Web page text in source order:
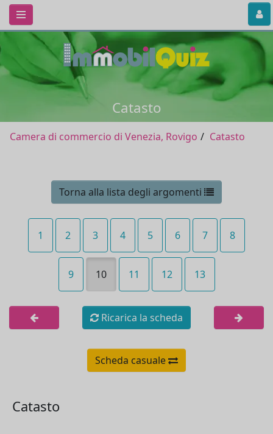
Catasto
Camera di commercio di Venezia, Rovigo Catasto
Torna alla lista degli argomenti
1 2 3 4 5 6 7 8
9 10 11 12 13
Ricarica la scheda
Scheda casuale
Catasto